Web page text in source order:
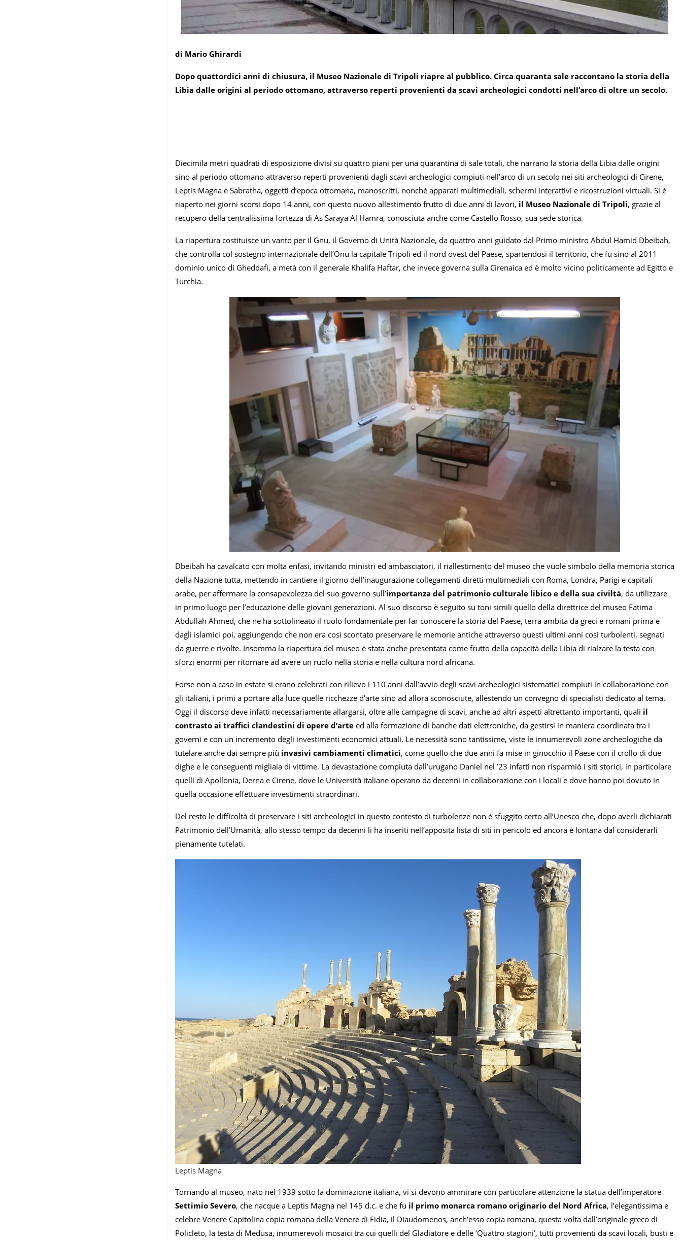
di Mario Ghirardi
Dopo quattordici anni di chiusura, il Museo Nazionale di Tripoli riapre al pubblico. Circa quaranta sale raccontano la storia della
Libia dalle origini al periodo ottomano, attraverso reperti provenienti da scavi archeologici condotti nell’arco di oltre un secolo.
Diecimila metri quadrati di esposizione divisi su quattro piani per una quarantina di sale totali, che narrano la storia della Libia dalle origini
sino al periodo ottomano attraverso reperti provenienti dagli scavi archeologici compiuti nell’arco di un secolo nei siti archeologici di Cirene,
Leptis Magna e Sabratha, oggetti d’epoca ottomana, manoscritti, nonché apparati multimediali, schermi interattivi e ricostruzioni virtuali. Si è
riaperto nei giorni scorsi dopo 14 anni, con questo nuovo allestimento frutto di due anni di lavori, il Museo Nazionale di Tripoli, grazie al
recupero della centralissima fortezza di As Saraya Al Hamra, conosciuta anche come Castello Rosso, sua sede storica.
La riapertura costituisce un vanto per il Gnu, il Governo di Unità Nazionale, da quattro anni guidato dal Primo ministro Abdul Hamid Dbeibah,
che controlla col sostegno internazionale dell’Onu la capitale Tripoli ed il nord ovest del Paese, spartendosi il territorio, che fu sino al 2011
dominio unico di Gheddafi, a metà con il generale Khalifa Haftar, che invece governa sulla Cirenaica ed è molto vicino politicamente ad Egitto e
Turchia.
Dbeibah ha cavalcato con molta enfasi, invitando ministri ed ambasciatori, il riallestimento del museo che vuole simbolo della memoria storica
della Nazione tutta, mettendo in cantiere il giorno dell’inaugurazione collegamenti diretti multimediali con Roma, Londra, Parigi e capitali
arabe, per affermare la consapevolezza del suo governo sull’importanza del patrimonio culturale libico e della sua civiltà, da utilizzare
in primo luogo per l’educazione delle giovani generazioni. Al suo discorso è seguito su toni simili quello della direttrice del museo Fatima
Abdullah Ahmed, che ne ha sottolineato il ruolo fondamentale per far conoscere la storia del Paese, terra ambita da greci e romani prima e
dagli islamici poi, aggiungendo che non era così scontato preservare le memorie antiche attraverso questi ultimi anni così turbolenti, segnati
da guerre e rivolte. Insomma la riapertura del museo è stata anche presentata come frutto della capacità della Libia di rialzare la testa con
sforzi enormi per ritornare ad avere un ruolo nella storia e nella cultura nord africana.
Forse non a caso in estate si erano celebrati con rilievo i 110 anni dall’avvio degli scavi archeologici sistematici compiuti in collaborazione con
gli italiani, i primi a portare alla luce quelle ricchezze d’arte sino ad allora sconosciute, allestendo un convegno di specialisti dedicato al tema.
Oggi il discorso deve infatti necessariamente allargarsi, oltre alle campagne di scavi, anche ad altri aspetti altrettanto importanti, quali il
contrasto ai traffici clandestini di opere d’arte ed alla formazione di banche dati elettroniche, da gestirsi in maniera coordinata tra i
governi e con un incremento degli investimenti economici attuali. Le necessità sono tantissime, viste le innumerevoli zone archeologiche da
tutelare anche dai sempre più invasivi cambiamenti climatici, come quello che due anni fa mise in ginocchio il Paese con il crollo di due
dighe e le conseguenti migliaia di vittime. La devastazione compiuta dall’urugano Daniel nel ’23 infatti non risparmiò i siti storici, in particolare
quelli di Apollonia, Derna e Cirene, dove le Università italiane operano da decenni in collaborazione con i locali e dove hanno poi dovuto in
quella occasione effettuare investimenti straordinari.
Del resto le difficoltà di preservare i siti archeologici in questo contesto di turbolenze non è sfuggito certo all’Unesco che, dopo averli dichiarati
Patrimonio dell’Umanità, allo stesso tempo da decenni li ha inseriti nell’apposita lista di siti in pericolo ed ancora è lontana dal considerarli
pienamente tutelati.
Leptis Magna
Tornando al museo, nato nel 1939 sotto la dominazione italiana, vi si devono ammirare con particolare attenzione la statua dell’imperatore
Settimio Severo, che nacque a Leptis Magna nel 145 d.c. e che fu il primo monarca romano originario del Nord Africa, l’elegantissima e
celebre Venere Capitolina copia romana della Venere di Fidia, il Diaudomenos, anch’esso copia romana, questa volta dall’originale greco di
Policleto, la testa di Medusa, innumerevoli mosaici tra cui quelli del Gladiatore e delle ‘Quattro stagioni’, tutti provenienti da scavi locali, busti e